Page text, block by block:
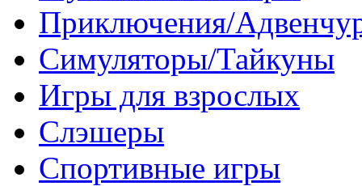
Приключения/
Симуляторы/Тайкуны
Игры для взрослых
Слэшеры
Спортивные игры